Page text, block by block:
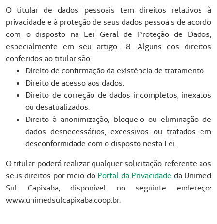
O titular de dados pessoais tem direitos relativos à
privacidade e à proteção de seus dados pessoais de acordo
com o disposto na Lei Geral de Proteção de Dados,
especialmente em seu artigo 18. Alguns dos direitos
conferidos ao titular são:
Direito de confirmação da existência de tratamento.
Direito de acesso aos dados.
Direito de correção de dados incompletos, inexatos
ou desatualizados.
Direito à anonimização, bloqueio ou eliminação de
dados desnecessários, excessivos ou tratados em
desconformidade com o disposto nesta Lei.
O titular poderá realizar qualquer solicitação referente aos
seus direitos por meio do Portal da Privacidade da Unimed
Sul Capixaba, disponível no seguinte endereço:
www.unimedsulcapixaba.coop.br.